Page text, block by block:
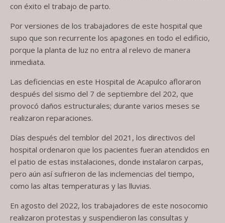
con éxito el trabajo de parto.
Por versiones de los trabajadores de este hospital que
supo que son recurrente los apagones en todo el edificio,
porque la planta de luz no entra al relevo de manera
inmediata.
Las deficiencias en este Hospital de Acapulco afloraron
después del sismo del 7 de septiembre del 202, que
provocó daños estructurales; durante varios meses se
realizaron reparaciones.
Días después del temblor del 2021, los directivos del
hospital ordenaron que los pacientes fueran atendidos en
el patio de estas instalaciones, donde instalaron carpas,
pero aún así sufrieron de las inclemencias del tiempo,
como las altas temperaturas y las lluvias.
En agosto del 2022, los trabajadores de este nosocomio
realizaron protestas y suspendieron las consultas y